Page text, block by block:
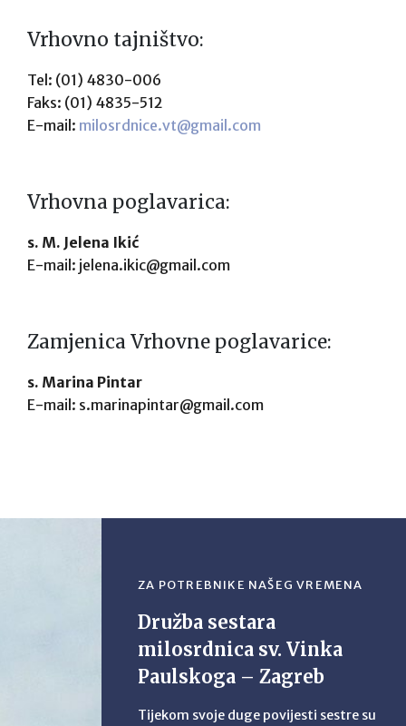
Vrhovno tajništvo:
Tel: (01) 4830-006
Faks: (01) 4835-512
E-mail: milosrdnice.vt@gmail.com
Vrhovna poglavarica:
s. M. Jelena Ikić
E-mail: jelena.ikic@gmail.com
Zamjenica Vrhovne poglavarice:
s. Marina Pintar
E-mail: s.marinapintar@gmail.com
ZA POTREBNIKE NAŠEG VREMENA
Družba sestara
milosrdnica sv. Vinka
Paulskoga – Zagreb
Tijekom svoje duge povijesti sestre su